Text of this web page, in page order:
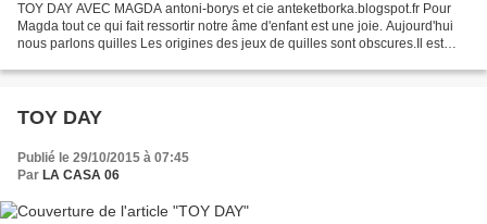
TOY DAY AVEC MAGDA antoni-borys et cie anteketborka.blogspot.fr Pour
Magda tout ce qui fait ressortir notre âme d'enfant est une joie. Aujourd'hui
nous parlons quilles Les origines des jeux de quilles sont obscures.Il est
TOY DAY
Publié le 29/10/2015 à 07:45
Par LA CASA 06